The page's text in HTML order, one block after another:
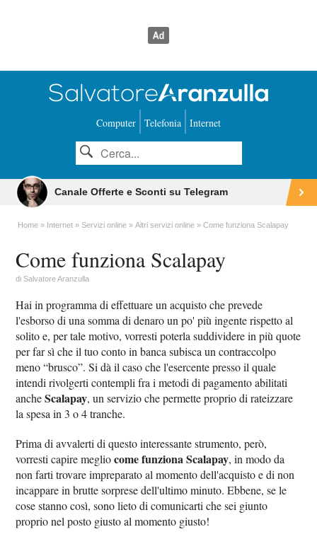
Computer Telefonia Internet
Canale Offerte e Sconti su Telegram
Home Internet Servizi online Altri servizi online Come funziona Scalapay
Come funziona Scalapay
diSalvatore Aranzulla
Hai in programma di effettuare un acquisto che prevede
l'esborso di una somma di denaro un po' più ingente rispetto al
solito e, per tale motivo, vorresti poterla suddividere in più quote
per far sì che il tuo conto in banca subisca un contraccolpo
meno “brusco”. Si dà il caso che l'esercente presso il quale
intendi rivolgerti contempli fra i metodi di pagamento abilitati
ancheScalapay, un servizio che permette proprio di rateizzare
la spesa in 3 o 4 tranche.
Prima di avvalerti di questo interessante strumento, però,
vorresti capire megliocome funziona Scalapay, in modo da
non farti trovare impreparato al momento dell'acquisto e di non
incappare in brutte sorprese dell'ultimo minuto. Ebbene, se le
cose stanno così, sono lieto di comunicarti che sei giunto
proprio nel posto giusto al momento giusto!